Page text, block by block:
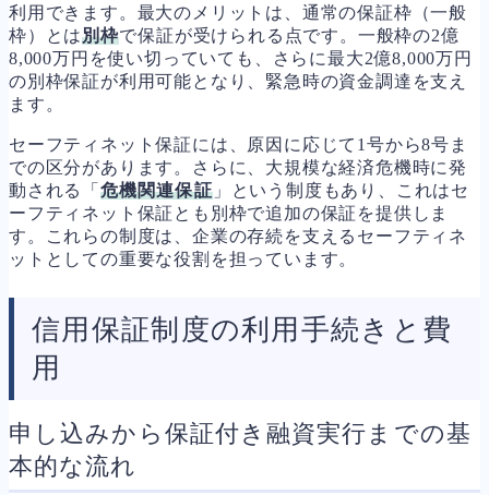
利用できます。最大のメリットは、通常の保証枠（一般
枠）とは別枠で保証が受けられる点です。一般枠の2億
8,000万円を使い切っていても、さらに最大2億8,000万円
の別枠保証が利用可能となり、緊急時の資金調達を支え
ます。
セーフティネット保証には、原因に応じて1号から8号ま
での区分があります。さらに、大規模な経済危機時に発
動される「 危機関連保証」という制度もあり、これはセ
ーフティネット保証とも別枠で追加の保証を提供しま
す。これらの制度は、企業の存続を支えるセーフティネ
ットとしての重要な役割を担っています。
信用保証制度の利用手続きと費
用
申し込みから保証付き融資実行までの基
本的な流れ